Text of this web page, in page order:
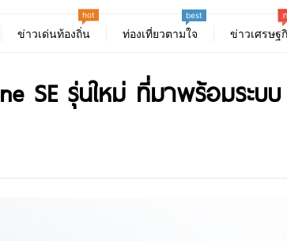
ข่าวเด่นท้องถิ่น
hot
ท่องเที่ยวตามใจ
best
ข่าวเศรษฐ
SE รุ่นใหม่ ที่มาพร้อมระ